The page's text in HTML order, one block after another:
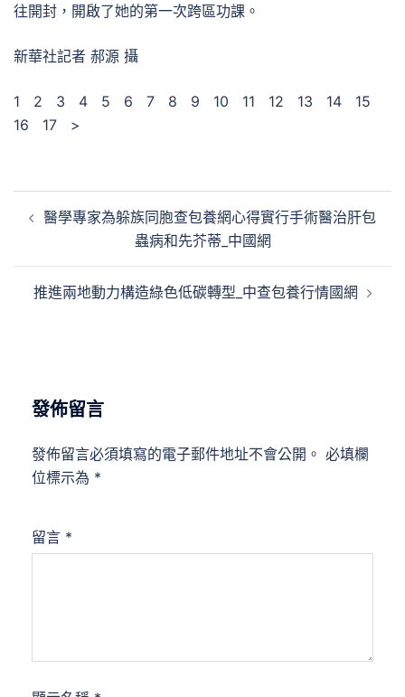
往開封，開啟了她的第一次跨區功課。
新華社記者 郝源 攝
1 2 3 4 5 6 7 8 9 10 11 12 13 14 15
16 17 >
章 醫學專家為躲族同胞查包養網心得實行手術醫治肝包
蟲病和先芥蒂_中國網
推進兩地動力構造綠色低碳轉型_中查包養行情國網
發佈留言
發佈留言必須填寫的電子郵件地址不會公開。 必填欄
位標示為 *
留言 *